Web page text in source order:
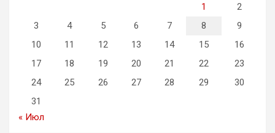
1
2
3
4 5 6 7 8
9
10
11 12 13 14 15
16
17
18 19 20 21 22
23
24
25 26 27 28 29
30
31
« Июл